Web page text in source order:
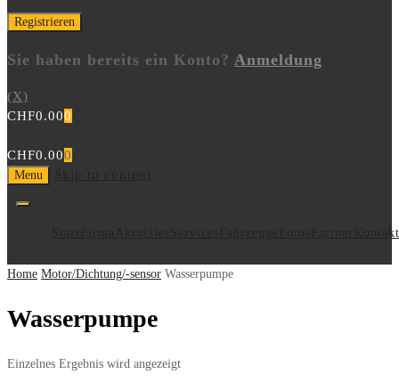
Sie haben bereits ein Konto? Anmeldung
(X)
CHF0.000
CHF0.000
Menu
Kontakt
Home Motor/Dichtung/-sensor Wasserpumpe
Wasserpumpe
Einzelnes Ergebnis wird angezeigt